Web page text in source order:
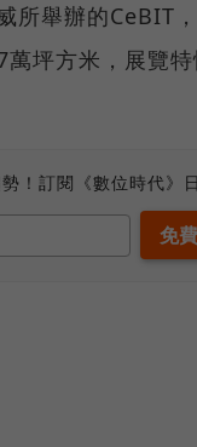
所舉辦的CeBIT
坪方米，展覽
！訂閱《數位時代》